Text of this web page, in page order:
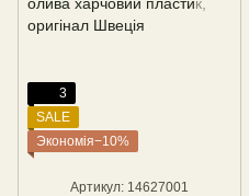
3
SALE
Экономія−10%
Артикул: 14627001